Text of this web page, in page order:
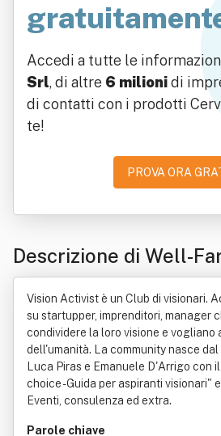
Accedi a tutte le
Srl, di altre 6 milionidi
di contatti con i prodotti
te!
PROVA ORA
Descrizione di Well-
Vision Activist è un Club di visionari.
su startupper, imprenditori, manager
condividere la loro visione e vogliano
dell'umanità. La community nasce
Luca Piras e Emanuele D'Arrigo con
choice - Guida per aspiranti visionari"
Eventi, consulenza ed extra.
Parole chiave